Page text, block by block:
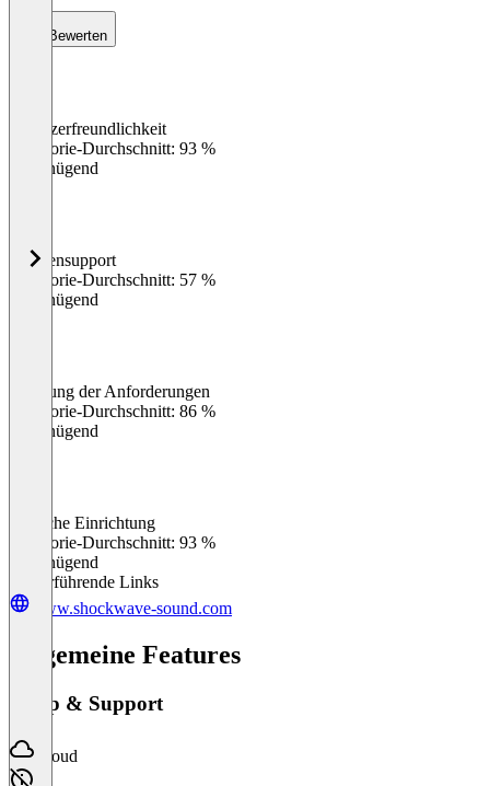
Bewerten
Benutzerfreundlichkeit
Kategorie-Durchschnitt: 93 %
Ungenügend
%
Kundensupport
Kategorie-Durchschnitt: 57 %
Ungenügend
Erfüllung der Anforderungen
Kategorie-Durchschnitt: 86 %
Ungenügend
Einfache Einrichtung
Kategorie-Durchschnitt: 93 %
Ungenügend
Weiterführende Links
www.shockwave-sound.com
Allgemeine Features
Setup & Support
Cloud